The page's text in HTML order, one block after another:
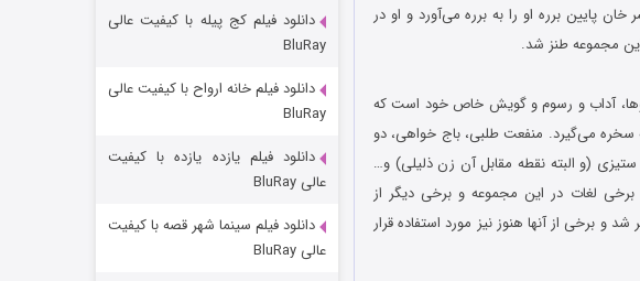
پایین برره او را به برره می‌آورد و او در
مجموعه طنز شد.
آداب و رسوم و گویش خاص خود است که
سخره می‌گیرد. منفعت طلبی، باج خواهی، دو
(و البته نقطه مقابل آن زن ذلیلی) و…
لغات در این مجموعه و برخی دیگر از
و برخی از آنها هنوز نیز مورد استفاده قرار
خاندان اژدها فصل ۳
دانلود فیلم کج‌ پیله با کیفیت عالی
BluRay
دانلود فیلم خانه ارواح با کیفیت عالی
BluRay
دانلود فیلم یازده یازده با کیفیت
عالی BluRay
دانلود فیلم سینما شهر قصه با کیفیت
عالی BluRay